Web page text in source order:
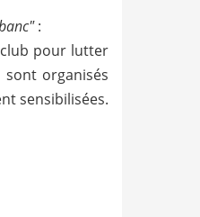
:
club pour lutter
organisés
sensibilisées.